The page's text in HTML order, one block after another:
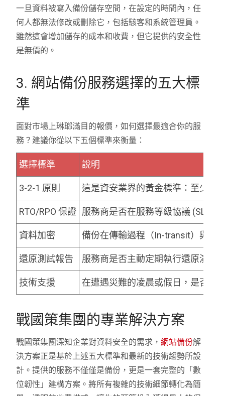
一旦資料被寫入備份儲存空間，在設定的時間內，任
何人都無法修改或刪除它，包括駭客和系統管理員。
雖然這會增加儲存的成本和收費，但它提供的安全性
是無價的。
3. 網站備份服務選擇的五大標
準
面對市場上琳瑯滿目的報價，如何選擇最適合你的服
務？建議你從以下五個標準來衡量：
選擇標準 說明
3-2-1 原則 這是資安業界的黃金標準：至少擁
RTO/RPO 保證 服務商是否在服務等級協議 (SLA)
資料加密 備份在傳輸過程（In-transit）與儲
還原測試報告 服務商是否主動定期執行還原演練
技術支援 在遭遇災難的凌晨或假日，是否提
戰國策集團的專業解決方案
戰國策集團深知企業對資料安全的需求，網站備份解
決方案正是基於上述五大標準和最新的技術趨勢所設
計。提供的服務不僅僅是備份，更是一套完整的「數
位韌性」建構方案。將所有複雜的技術細節轉化為簡